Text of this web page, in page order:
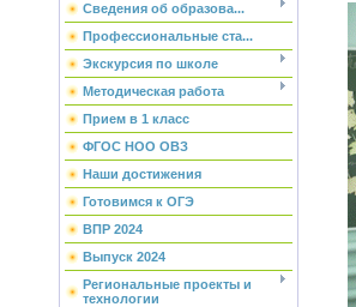
Сведения об образова...
Профессиональные ста...
Экскурсия по школе
Методическая работа
Прием в 1 класс
ФГОС НОО ОВЗ
Наши достижения
Готовимся к ОГЭ
ВПР 2024
Выпуск 2024
Региональные проекты и
технологии